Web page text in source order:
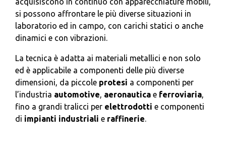
si possono affrontare le più diverse situazioni in
laboratorio ed in campo, con carichi statici o anche
dinamici e con vibrazioni.
La tecnica è adatta ai materiali metallici e non solo
ed è applicabile a componenti delle più diverse
dimensioni, da piccole protesi a componenti per
l’industria automotive aeronautica e ferroviaria
fino a grandi tralicci per elettrodotti e componenti
di impianti industriali e raffinerie